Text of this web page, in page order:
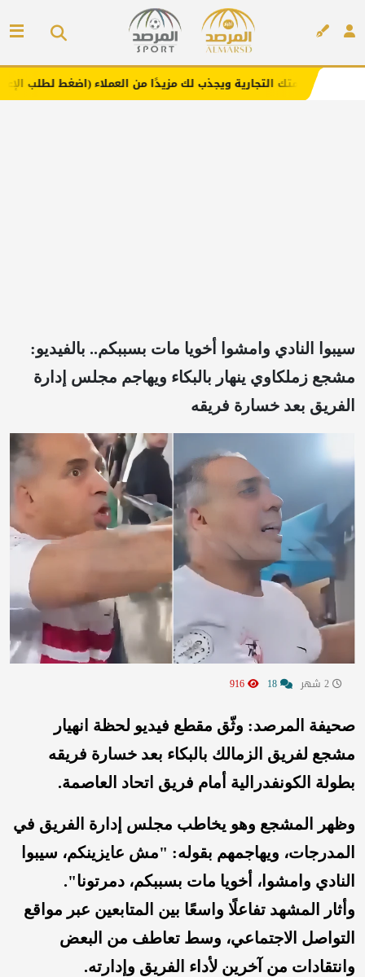
ويجذب لك مزيدًا من العملاء (اضغط لطلب الإعلان)
سيبوا النادي وامشوا أخويا مات بسببكم.. بالفيديو:
مشجع زملكاوي ينهار بالبكاء ويهاجم مجلس إدارة
الفريق بعد خسارة فريقه
صحيفة المرصد: وثّق مقطع فيديو لحظة انهيار
مشجع لفريق الزمالك بالبكاء بعد خسارة فريقه
بطولة الكونفدرالية أمام فريق اتحاد العاصمة.
وظهر المشجع وهو يخاطب مجلس إدارة الفريق في
المدرجات، ويهاجمهم بقوله: "مش عايزينكم، سيبوا
النادي وامشوا، أخويا مات بسببكم، دمرتونا".
وأثار المشهد تفاعلًا واسعًا بين المتابعين عبر مواقع
التواصل الاجتماعي، وسط تعاطف من البعض
وانتقادات من آخرين لأداء الفريق وإدارته.